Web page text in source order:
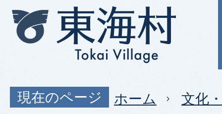
現在のページ ホーム 文化